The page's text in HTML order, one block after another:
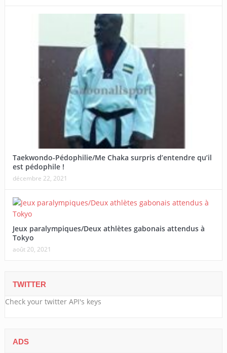
Taekwondo-Pédophilie/Me Chaka surpris d’entendre qu’il
est pédophile !
décembre 22, 2021
Jeux paralympiques/Deux athlètes gabonais attendus à
Tokyo
août 20, 2021
TWITTER
Check your twitter API's keys
ADS